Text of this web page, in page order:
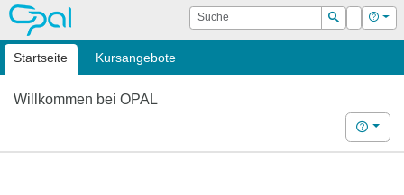
OPAL Suche
Suchen
Login Hilfe
Startseite Kursangebote
Willkommen bei OPAL
Hilfe